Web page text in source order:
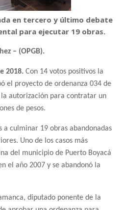
en tercero y último debate
para ejecutar 19 obras.
– (OPGB).
2018. Con 14 votos positivos la
el proyecto de ordenanza 034 de
autorización para contratar un
de pesos.
a culminar 19 obras abandonadas
Uno de los casos más
del municipio de Puerto Boyacá
el año 2007 y se abandonó la
diputado ponente de la